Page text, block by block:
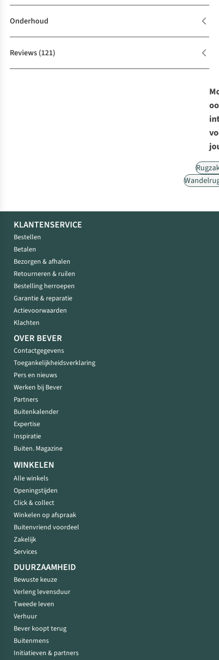
Onderhoud
Reviews(121)
KLANTENSERVICE
Bestellen
Betalen
Bezorgen & afhalen
Retourneren & ruilen
Bestelling herroepen
Garantie & reparatie
Actievoorwaarden
Klachten
OVER BEVER
Contactgegevens
Toegankelijkheidsverklaring
Pers en nieuws
Werken bij Bever
Partners
Buitenkalender
Expertise
Inspiratie
Buiten. Magazine
WINKELEN
Alle winkels
Openingstijden
Click & collect
Winkelen op afspraak
Buitenvriend voordeel
Zakelijk
Services
DUURZAAMHEID
Bewuste keuze
Verleng levensduur
Tweede leven
Verhuur
Bever koopt terug
Buitenmens
Initiatieven & partners